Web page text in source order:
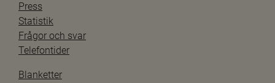
Press
Statistik
Frågor och svar
Telefontider
Blanketter